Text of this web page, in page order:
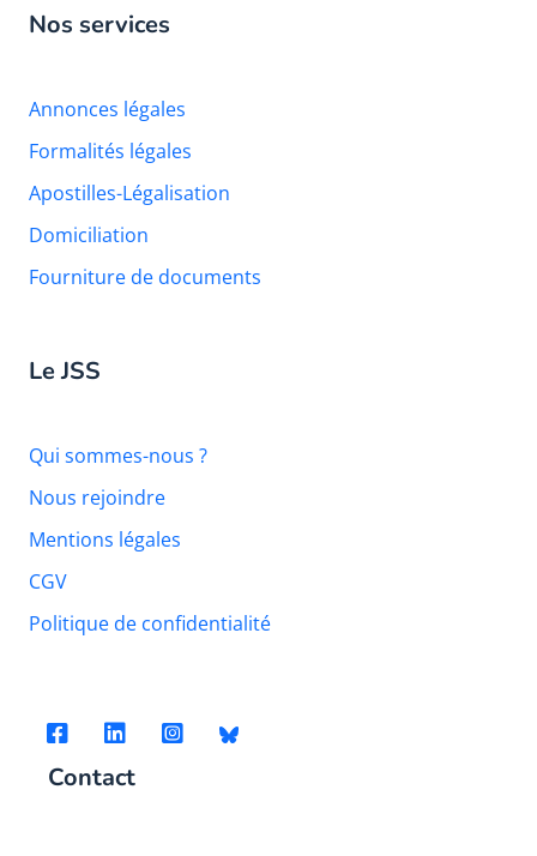
Nos services
Annonces légales
Formalités légales
Apostilles-Légalisation
Domiciliation
Fourniture de documents
Le JSS
Qui sommes-nous ?
Nous rejoindre
Mentions légales
CGV
Politique de confidentialité
Contact